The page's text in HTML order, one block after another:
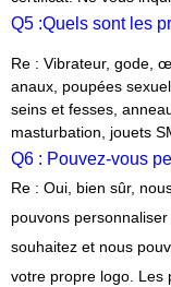
Q5 :Quels sont les
Re : Vibrateur, gode,
anaux, poupées
seins et fesses,
masturbation, jouets
Q6 : Pouvez-vous
Re : Oui, bien sûr,
pouvons
souhaitez et nous
votre propre logo. Les